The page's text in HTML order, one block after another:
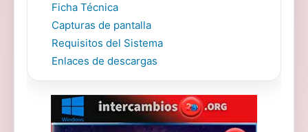
Ficha Técnica
Capturas de pantalla
Requisitos del Sistema
Enlaces de descargas